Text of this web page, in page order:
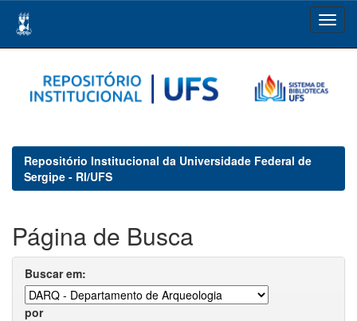
navigation
Repositório Institucional da Universidade Federal de
Sergipe - RI/UFS
Página de Busca
Buscar em:
por